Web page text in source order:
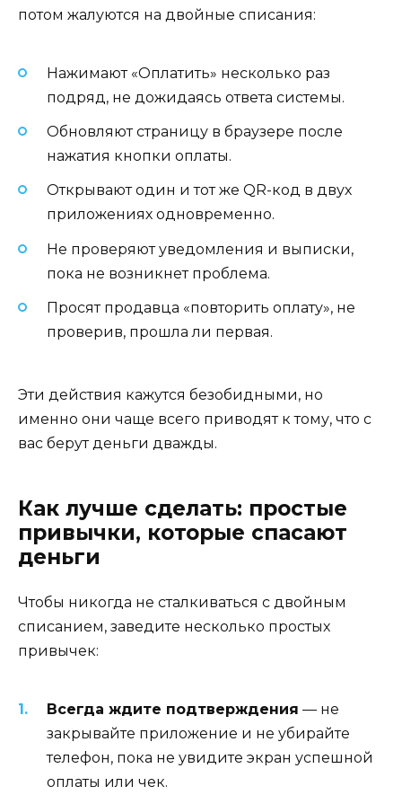
потом жалуются на двойные списания:
Нажимают «Оплатить» несколько раз
подряд, не дожидаясь ответа системы.
Обновляют страницу в браузере после
нажатия кнопки оплаты.
Открывают один и тот же QR-код в двух
приложениях одновременно.
Не проверяют уведомления и выписки,
пока не возникнет проблема.
Просят продавца «повторить оплату», не
проверив, прошла ли первая.
Эти действия кажутся безобидными, но
именно они чаще всего приводят к тому, что с
вас берут деньги дважды.
Как лучше сделать: простые
привычки, которые спасают
деньги
Чтобы никогда не сталкиваться с двойным
списанием, заведите несколько простых
привычек:
Всегда ждите подтверждения — не
закрывайте приложение и не убирайте
телефон, пока не увидите экран успешной
оплаты или чек.